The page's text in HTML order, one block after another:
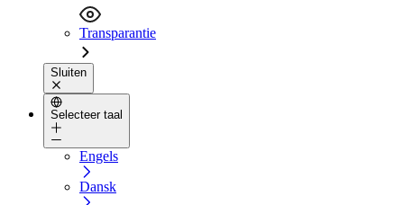
Transparantie
Sluiten
Selecteer taal
Engels
Dansk